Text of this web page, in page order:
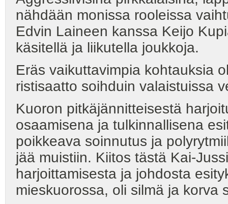
nähdään monissa rooleissa
Edvin Laineen kanssa Keijo
käsitellä ja liikutella joukkoja.
Eräs vaikuttavimpia kohtauksia
ristisaatto soihduin valaistuissa
Kuoron pitkäjännitteisestä
osaamisena ja tulkinnallisena
poikkeava soinnutus ja
jää muistiin. Kiitos tästä Kai-
harjoittamisesta ja johdosta
mieskuorossa, oli silmä ja korva